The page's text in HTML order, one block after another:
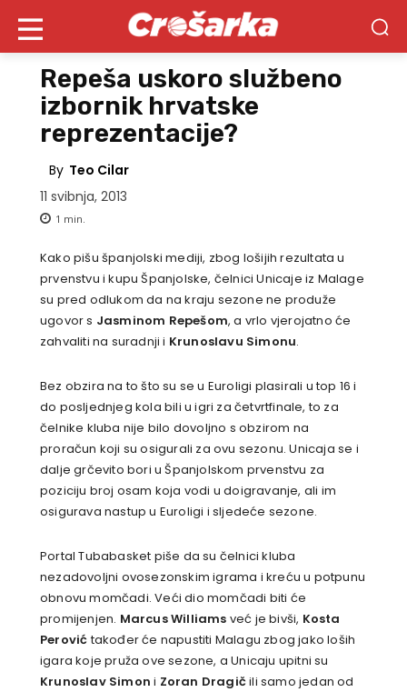
Repeša uskoro službeno
izbornik hrvatske
reprezentacije?
By Teo Cilar
11 svibnja, 2013
1 min.
Kako pišu španjolski mediji, zbog lošijih rezultata u
prvenstvu i kupu Španjolske, čelnici Unicaje iz Malage
su pred odlukom da na kraju sezone ne produže
ugovor s Jasminom Repešom, a vrlo vjerojatno će
zahvaliti na suradnji i Krunoslavu Simonu.
Bez obzira na to što su se u Euroligi plasirali u top 16 i
do posljednjeg kola bili u igri za četvrtfinale, to za
čelnike kluba nije bilo dovoljno s obzirom na
proračun koji su osigurali za ovu sezonu. Unicaja se i
dalje grčevito bori u Španjolskom prvenstvu za
poziciju broj osam koja vodi u doigravanje, ali im
osigurava nastup u Euroligi i sljedeće sezone.
Portal Tubabasket piše da su čelnici kluba
nezadovoljni ovosezonskim igrama i kreću u potpunu
obnovu momčadi. Veći dio momčadi biti će
promijenjen. Marcus Williams već je bivši, Kosta
Perovićtakođer će napustiti Malagu zbog jako loših
igara koje pruža ove sezone, a Unicaju upitni su
Krunoslav Simon i Zoran Dragičili samo jedan od